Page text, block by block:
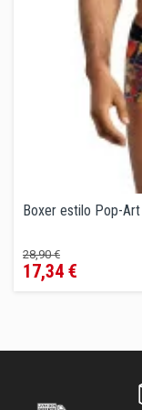
Boxer estilo Pop-
Precio
regular
28,90 €Precio
17,34 €